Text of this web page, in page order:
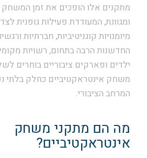
מתקנים אלו הופכים את זמן המשחק
ומגוונת, המעודדת פעילות גופנית
מיומנויות קוגניטיביות, חברתיות
החדשנות הרבה בתחום, רשויות
ילדים ופארקים ציבוריים בוחרים
משחק אינטראקטיביים כחלק בלתי
המרחב הציבורי.
מה הם מתקני משחק
אינטראקטיביים?